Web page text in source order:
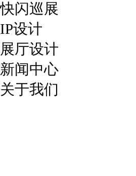
快闪巡展
IP设计
展厅设计
新闻中心
关于我们